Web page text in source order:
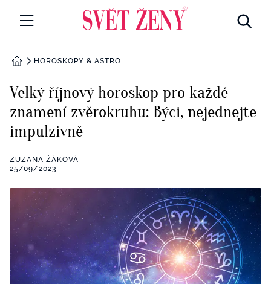
Všechny kategorie
Rozhovory
RETROHUBKY
Všechny kategorie
Seberozvoj
Všechny kategorie
Životní styl
ZÁBAVA
Všechny kategorie
Testy a kvízy
BYDLENÍ
Všechny kategorie
DOMŮHOROSKOPY & ASTRO
Velký říjnový horoskop pro každé
znamení zvěrokruhu: Býci, nejednejte
impulzivně
ZUZANA ŽÁKOVÁ
25/09/2023